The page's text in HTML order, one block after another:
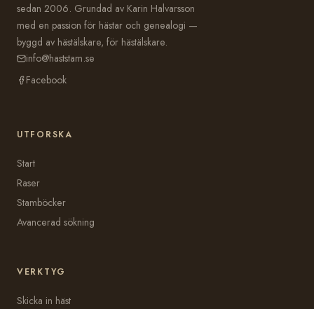
sedan 2006. Grundad av Karin Halvarsson
med en passion för hästar och genealogi —
byggd av hästälskare, för hästälskare.
info@haststam.se
Facebook
UTFORSKA
Start
Raser
Stamböcker
Avancerad sökning
VERKTYG
Skicka in häst